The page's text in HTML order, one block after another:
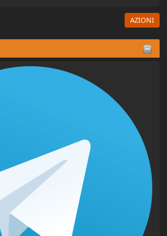
AZIONI